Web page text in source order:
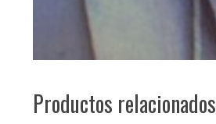
Productos relacionados